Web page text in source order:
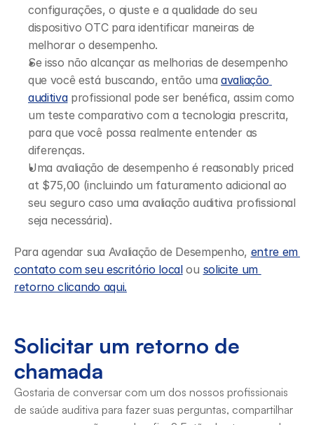
configurações, o ajuste e a qualidade do seu
dispositivo OTC para identificar maneiras de
melhorar o desempenho.
Se isso não alcançar as melhorias de desempenho
que você está buscando, então uma avaliação
auditiva profissional pode ser benéfica, assim como
um teste comparativo com a tecnologia prescrita,
para que você possa realmente entender as
diferenças.
Uma avaliação de desempenho é reasonably priced
at $75,00 (incluindo um faturamento adicional ao
seu seguro caso uma avaliação auditiva profissional
seja necessária).
Para agendar sua Avaliação de Desempenho, entre em
contato com seu escritório local ou solicite um
retorno clicando aqui.
Solicitar um retorno de
chamada
Gostaria de conversar com um dos nossos profissionais
de saúde auditiva para fazer suas perguntas, compartilhar